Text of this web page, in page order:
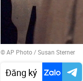
© AP Photo / Susan Sterner
Đăng ký